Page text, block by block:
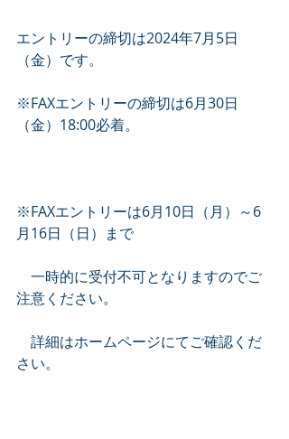
エントリーの締切は2024年7月5日
（金）です。
※FAXエントリーの締切は6月30日
（金）18:00必着。
※FAXエントリーは6月10日（月）～6
月16日（日）まで
一時的に受付不可となりますのでご
注意ください。
詳細はホームページにてご確認くだ
さい。